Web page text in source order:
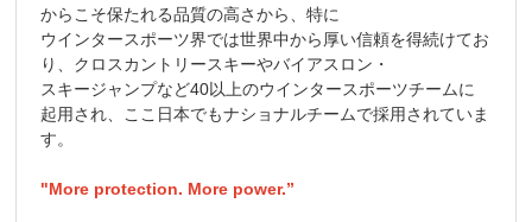
からこそ保たれる品質の高さから、特に
ウインタースポーツ界では世界中から厚い信頼を得続けてお
り、クロスカントリースキーやバイアスロン・
スキージャンプなど40以上のウインタースポーツチームに
起用され、ここ日本でもナショナルチームで採用されていま
す。
"More protection. More power.”